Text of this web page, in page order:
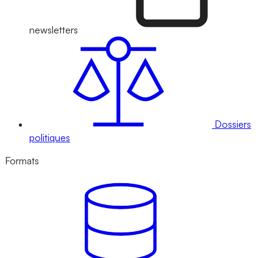
newsletters
Dossiers
politiques
Formats